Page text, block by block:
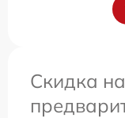
Скидка